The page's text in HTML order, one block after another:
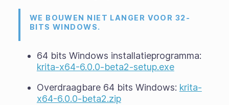
WE BOUWEN NIET LANGER VOOR 32-
BITS WINDOWS.
64 bits Windows installatieprogramma:
krita-x64-6.0.0-beta2-setup.exe
Overdraagbare 64 bits Windows: krita-
x64-6.0.0-beta2.zip